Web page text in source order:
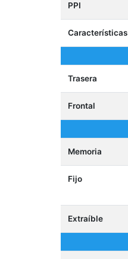
PPI
Características
Trasera
Frontal
Memoria
Fijo
Extraíble